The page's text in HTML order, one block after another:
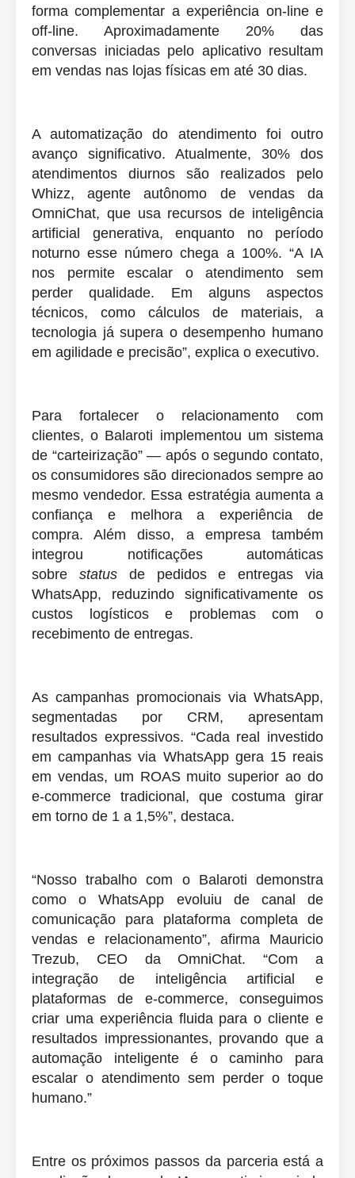
forma complementar a experiência on-line e
off-line. Aproximadamente 20% das
conversas iniciadas pelo aplicativo resultam
em vendas nas lojas físicas em até 30 dias.
A automatização do atendimento foi outro
avanço significativo. Atualmente, 30% dos
atendimentos diurnos são realizados pelo
Whizz, agente autônomo de vendas da
OmniChat, que usa recursos de inteligência
artificial generativa, enquanto no período
noturno esse número chega a 100%. “A IA
nos permite escalar o atendimento sem
perder qualidade. Em alguns aspectos
técnicos, como cálculos de materiais, a
tecnologia já supera o desempenho humano
em agilidade e precisão”, explica o executivo.
Para fortalecer o relacionamento com
clientes, o Balaroti implementou um sistema
de “carteirização” — após o segundo contato,
os consumidores são direcionados sempre ao
mesmo vendedor. Essa estratégia aumenta a
confiança e melhora a experiência de
compra. Além disso, a empresa também
integrou notificações automáticas
sobre statusde pedidos e entregas via
WhatsApp, reduzindo significativamente os
custos logísticos e problemas com o
recebimento de entregas.
As campanhas promocionais via WhatsApp,
segmentadas por CRM, apresentam
resultados expressivos. “Cada real investido
em campanhas via WhatsApp gera 15 reais
em vendas, um ROAS muito superior ao do
e-commerce tradicional, que costuma girar
em torno de 1 a 1,5%”, destaca.
“Nosso trabalho com o Balaroti demonstra
como o WhatsApp evoluiu de canal de
comunicação para plataforma completa de
vendas e relacionamento”, afirma Mauricio
Trezub, CEO da OmniChat. “Com a
integração de inteligência artificial e
plataformas de e-commerce, conseguimos
criar uma experiência fluida para o cliente e
resultados impressionantes, provando que a
automação inteligente é o caminho para
escalar o atendimento sem perder o toque
humano.”
Entre os próximos passos da parceria está a